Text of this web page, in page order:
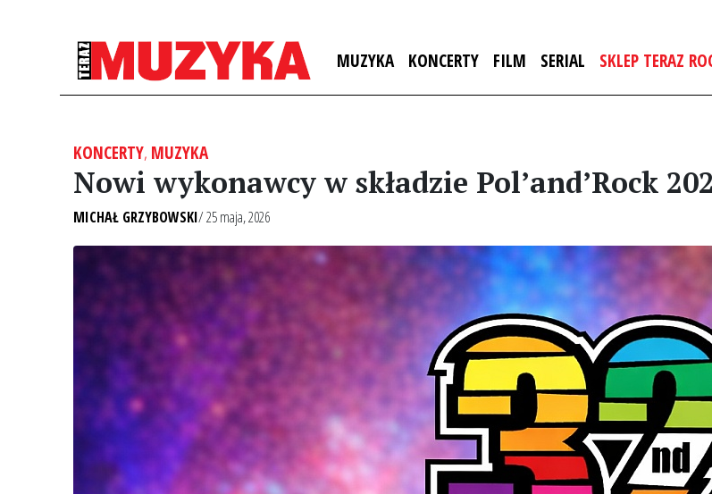
MUZYKA KONCERTY FILM SERIAL SKLEP TERAZ
KONCERTY, MUZYKA
Nowi wykonawcy w składzie Pol’and’Rock
MICHAŁ GRZYBOWSKI/ 25 maja, 2026